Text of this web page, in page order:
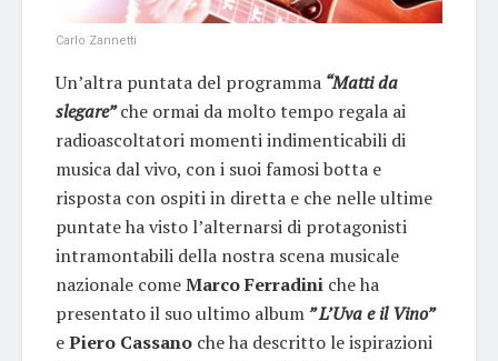
Carlo Zannetti
Un’altra puntata del programma “Matti da
slegare”che ormai da molto tempo regala ai
radioascoltatori momenti indimenticabili di
musica dal vivo, con i suoi famosi botta e
risposta con ospiti in diretta e che nelle ultime
puntate ha visto l’alternarsi di protagonisti
intramontabili della nostra scena musicale
nazionale comeMarco Ferradini che ha
presentato il suo ultimo album ” L’Uva e il Vino”
ePiero Cassano che ha descritto le ispirazioni